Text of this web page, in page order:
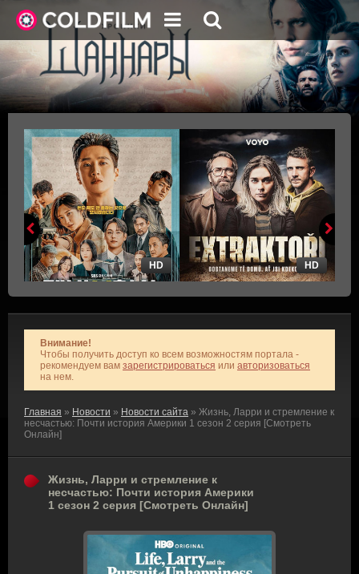
HD HD
Внимание!
Чтобы получить доступ ко всем возможностям портала -
рекомендуем вам зарегистрироваться или авторизоваться
на нем.
Главная » Новости » Новости сайта » Жизнь, Ларри и стремление к
несчастью: Почти история Америки 1 сезон 2 серия [Смотреть
Онлайн]
Жизнь, Ларри и стремление к
несчастью: Почти история Америки
1 сезон 2 серия [Смотреть Онлайн]